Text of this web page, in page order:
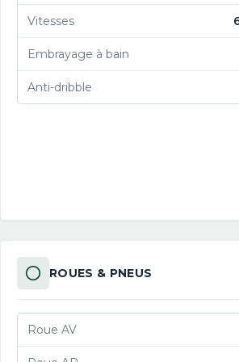
Vitesses
Embrayage à bain
Anti-dribble
ROUES & PNEUS
Roue AV